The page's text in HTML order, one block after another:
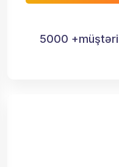
5000 +müştəri